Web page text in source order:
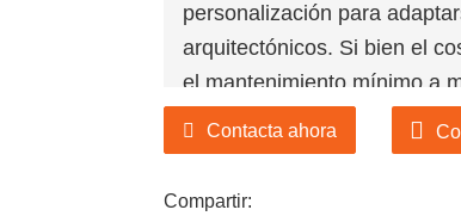
personalización para
arquitectónicos. Si bien el
el mantenimiento mínimo a
medida que evolucionan las
jardines siguen siendo la
Contacta ahora
Compartir: